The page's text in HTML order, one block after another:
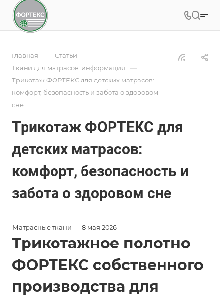
Главная — Статьи —
Ткани для матрасов: информация —
Трикотаж ФОРТЕКС для детских матрасов:
комфорт, безопасность и забота о здоровом
сне
Трикотаж ФОРТЕКС для
детских матрасов:
комфорт, безопасность и
забота о здоровом сне
Матрасные ткани 8 мая 2026
Трикотажное полотно
ФОРТЕКС собственного
производства для